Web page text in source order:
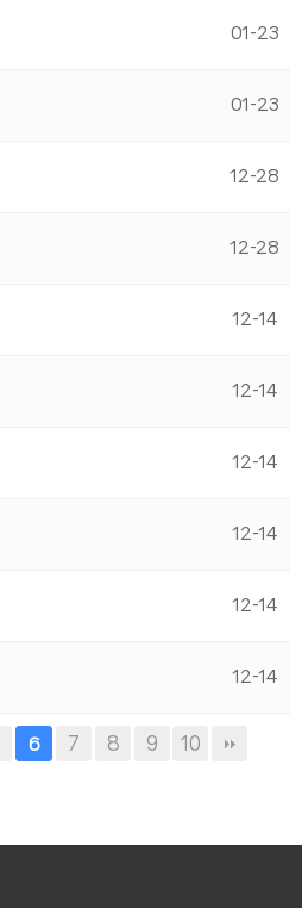
01-23
01-23
12-28
12-28
12-14
12-14
12-14
12-14
12-14
12-14
6 7 8 9 10